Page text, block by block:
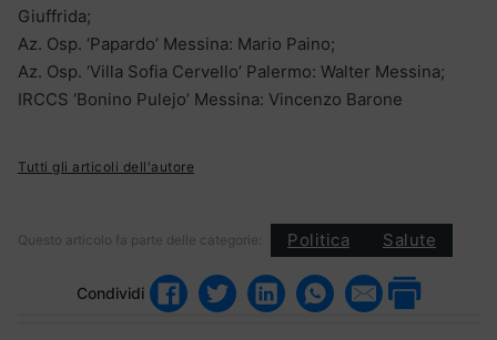
Giuffrida;
Az. Osp. ‘Papardo’ Messina: Mario Paino;
Az. Osp. ‘Villa Sofia Cervello’ Palermo: Walter Messina;
IRCCS ‘Bonino Pulejo’ Messina: Vincenzo Barone
Tutti gli articoli dell'autore
Questo articolo fa parte delle categorie: Politica Salute
Condividi